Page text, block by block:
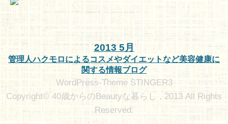
2013 5月
管理人ハクモロによるコスメやダイエットなど美容健康に
関する情報ブログ
WordPress-Theme STINGER3
Copyright© 40歳からのBeautyな暮らし , 2013 All Rights
Reserved.